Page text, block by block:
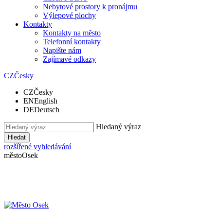
Nebytové prostory k pronájmu
Výlepové plochy
Kontakty
Kontakty na město
Telefonní kontakty
Napište nám
Zajímavé odkazy
CZČesky
CZČesky
ENEnglish
DEDeutsch
Hledaný výraz
Hledat
rozšířené vyhledávání
městoOsek